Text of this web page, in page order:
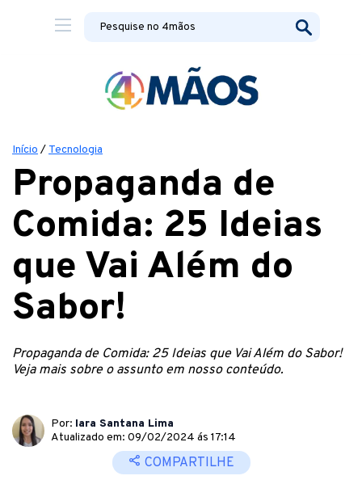
Início / Tecnologia
Propaganda de
Comida: 25 Ideias
que Vai Além do
Sabor!
Propaganda de Comida: 25 Ideias que Vai Além do Sabor!
Veja mais sobre o assunto em nosso conteúdo.
Por: Iara Santana Lima
Atualizado em: 09/02/2024 ás 17:14
COMPARTILHE